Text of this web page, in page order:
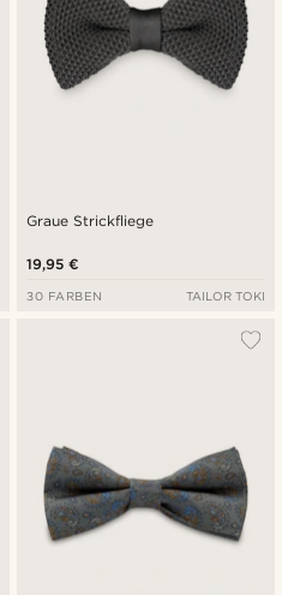
Graue Strickfliege
19,95 €
30 FARBEN TAILOR TOKI